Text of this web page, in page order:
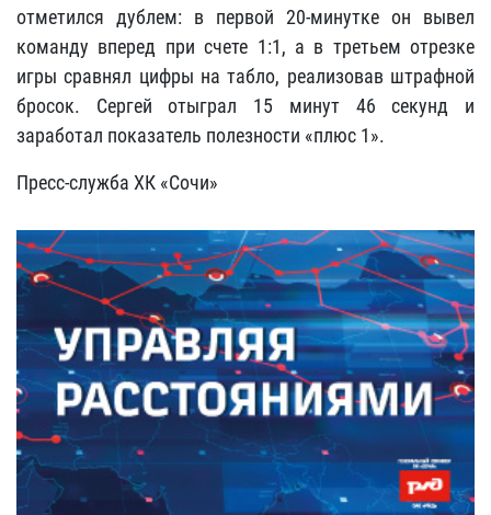
отметился дублем: в первой 20-минутке он вывел
команду вперед при счете 1:1, а в третьем отрезке
игры сравнял цифры на табло, реализовав штрафной
бросок. Сергей отыграл 15 минут 46 секунд и
заработал показатель полезности «плюс 1».
Пресс-служба ХК «Сочи»